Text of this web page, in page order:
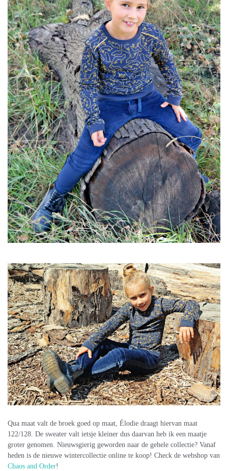
Qua maat valt de broek goed op maat, Élodie draagt hiervan maat
122/128. De sweater valt ietsje kleiner dus daarvan heb ik een maatje
groter genomen. Nieuwsgierig geworden naar de gehele collectie? Vanaf
heden is de nieuwe wintercollectie online te koop! Check de webshop van
Chaos and Order!